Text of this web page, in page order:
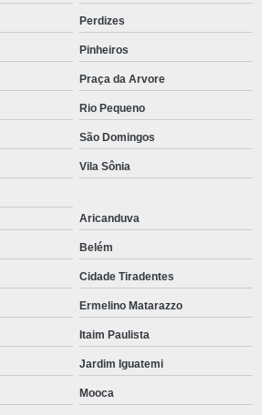
Perdizes
Pinheiros
Praça da Arvore
Rio Pequeno
São Domingos
Vila Sônia
Aricanduva
Belém
Cidade Tiradentes
Ermelino Matarazzo
Itaim Paulista
Jardim Iguatemi
Mooca